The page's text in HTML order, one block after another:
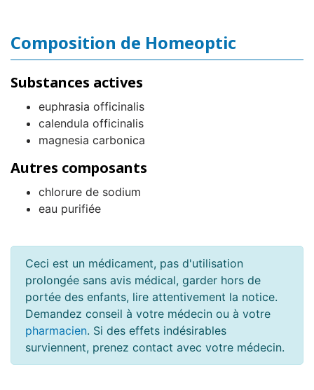
Composition de Homeoptic
Substances actives
euphrasia officinalis
calendula officinalis
magnesia carbonica
Autres composants
chlorure de sodium
eau purifiée
Ceci est un médicament, pas d'utilisation
prolongée sans avis médical, garder hors de
portée des enfants, lire attentivement la notice.
Demandez conseil à votre médecin ou à votre
pharmacien. Si des effets indésirables
surviennent, prenez contact avec votre médecin.